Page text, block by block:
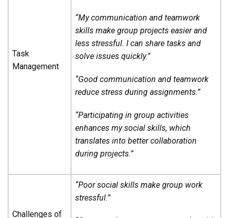
Task
Management
“My communication and teamwork
skills make group projects easier and
less stressful. I can share tasks and
solve issues quickly.”
“Good communication and teamwork
reduce stress during assignments.”
“Participating in group activities
enhances my social skills, which
translates into better collaboration
during projects.”
Challenges of
“Poor social skills make group work
stressful.”